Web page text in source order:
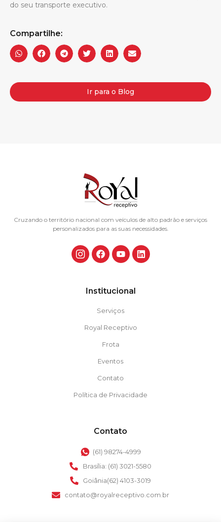
do seu transporte executivo.
Compartilhe:
Ir para o Blog
Cruzando o território nacional com veículos de alto padrão e serviços
personalizados para as suas necessidades.
Institucional
Serviços
Royal Receptivo
Frota
Eventos
Contato
Política de Privacidade
Contato
(61) 98274-4999
Brasília: (61) 3021-5580
Goiânia(62) 4103-3019
contato@royalreceptivo.com.br